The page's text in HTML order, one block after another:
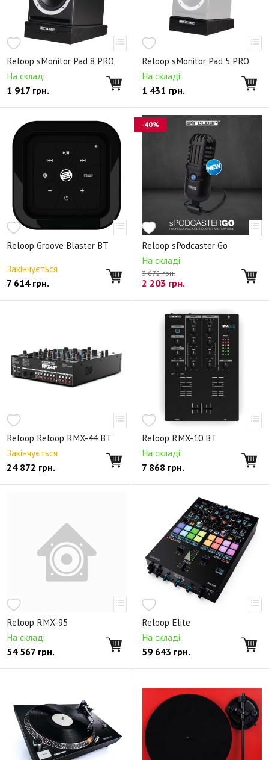
Reloop sMonitor Pad 8 PRO
На складі
1 917 грн.
Reloop sMonitor Pad 5 PRO
На складі
1 431 грн.
Reloop Groove Blaster BT
Закінчується
7 614грн.
Reloop sPodcaster Go
На складі
3 672 грн.
2 203 грн.
-40%
Reloop Reloop RMX-44 BT
Закінчується
24 872 грн.
Reloop RMX-10 BT
На складі
7 868 грн.
Reloop RMX-95
На складі
54 567 грн.
Reloop Elite
На складі
59 643 грн.